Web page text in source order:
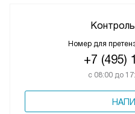
Номер для
+7 (495)
с 08:00 до